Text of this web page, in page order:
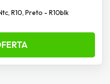
R10, Preto - R10blk